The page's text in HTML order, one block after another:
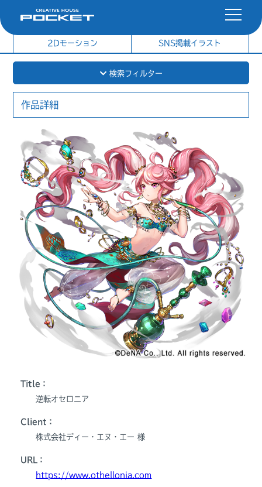
社内制作イラスト
2Dモーション SNS掲載イラスト
検索フィルター
作品詳細
Title：
逆転オセロニア
Client：
株式会社ディー・エヌ・エー 様
URL：
https://www.othellonia.com